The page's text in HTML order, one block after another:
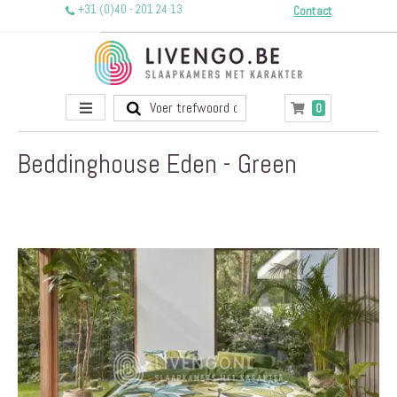
+31 (0)40 - 201 24 13 Contact
Toggle
Nav
Winkelwagen
0producten
Beddinghouse Eden - Green
einde
van
de
afbeeldingen-
gallerij